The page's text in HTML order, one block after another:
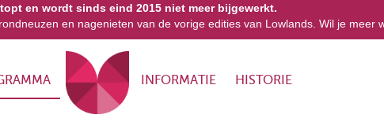
en wordt sinds eind 2015 niet meer bijgewerkt.
en nagenieten van de vorige edities van Lowlands. Wil je meer
INFORMATIE HISTORIE